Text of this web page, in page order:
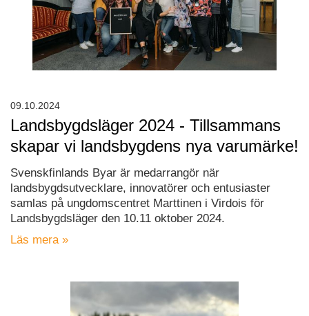
Landsbygdsläger 2024 - Tillsammans
skapar vi landsbygdens nya varumärke!
Svenskfinlands Byar är medarrangör när
landsbygdsutvecklare, innovatörer och entusiaster
samlas på ungdomscentret Marttinen i Virdois för
Landsbygdsläger den 10.11 oktober 2024.
Läs mera »
09.10.2024